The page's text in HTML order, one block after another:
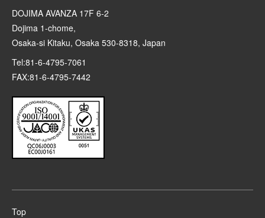
DOJIMA AVANZA 17F 6-2
Dojima 1-chome,
Osaka-si Kitaku, Osaka 530-8318, Japan
Tel:81-6-4795-7061
FAX:81-6-4795-7442
Top